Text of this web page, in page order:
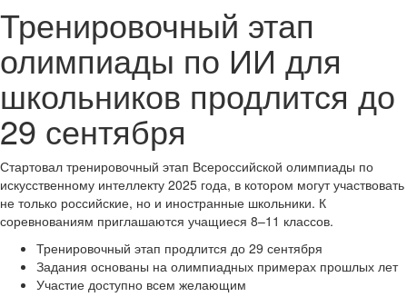
Тренировочный этап
олимпиады по ИИ для
школьников продлится до
29 сентября
Стартовал тренировочный этап Всероссийской олимпиады по
искусственному интеллекту 2025 года, в котором могут участвовать
не только российские, но и иностранные школьники. К
соревнованиям приглашаются учащиеся 8–11 классов.
Тренировочный этап продлится до 29 сентября
Задания основаны на олимпиадных примерах прошлых лет
Участие доступно всем желающим